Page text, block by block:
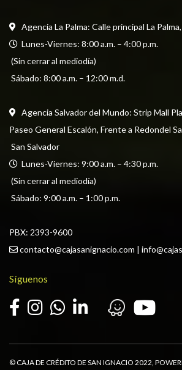
Agencia La Palma: Calle principal La
  Lunes-Viernes: 8:00 a.m. – 4:00 p.m.
(Sin cerrar al mediodía)
Sábado: 8:00 a.m. – 12:00 m.d.
Agencia Salvador del Mundo: Strip Mall
Paseo General Escalón, Frente a Redondel
San Salvador
  Lunes-Viernes: 9:00 a.m. – 4:30 p.m.
(Sin cerrar al mediodía)
Sábado: 9:00 a.m. – 1:00 p.m.
PBX: 2393-9600
contacto@cajasanignacio.com |
Síguenos
© CAJA DE CRÉDITO DE SAN IGNACIO 2022,